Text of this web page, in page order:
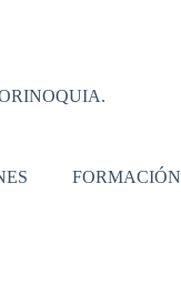
FORMACIÓN